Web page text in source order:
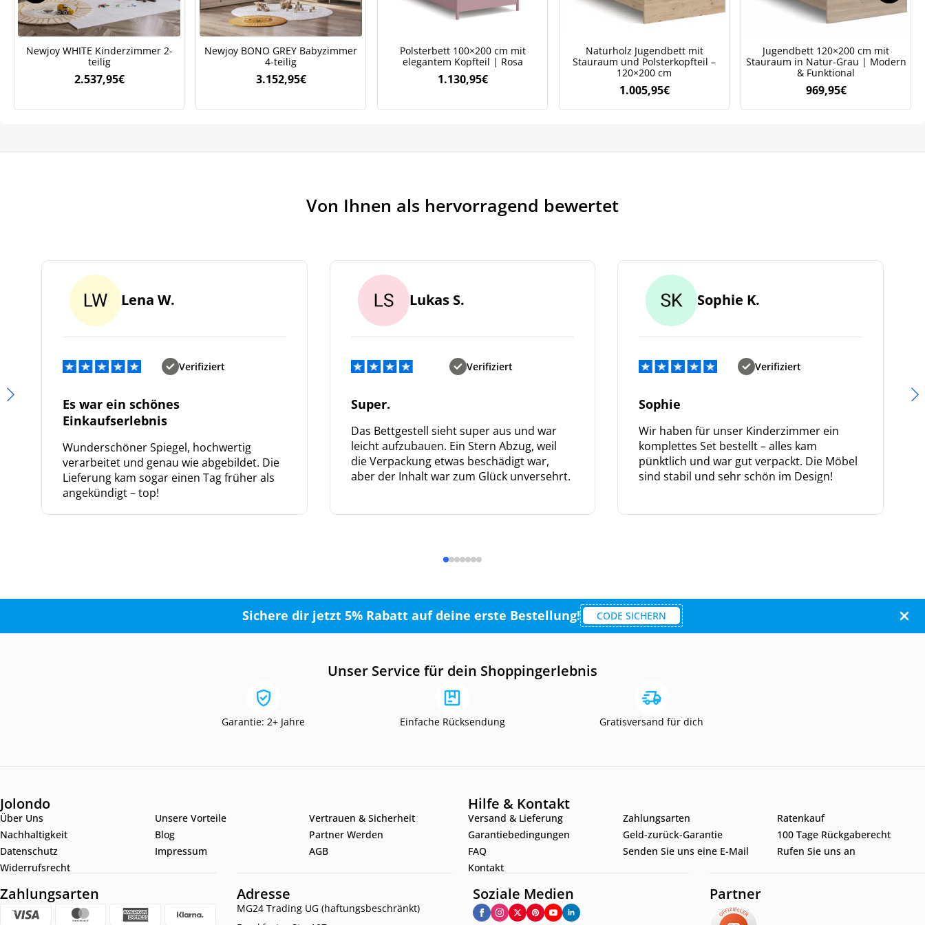
Newjoy WHITE Kinderzimmer 2-
teilig
2.537,95€
Newjoy BONO GREY Babyzimmer
4-teilig
3.152,95€
Polsterbett 100×200 cm mit
elegantem Kopfteil | Rosa
1.130,95€
Naturholz Jugendbett mit
Stauraum und Polsterkopfteil –
120×200 cm
1.005,95€
Jugendbett 120×200 cm mit
Stauraum in Natur-Grau | Modern
& Funktional
969,95€
Von Ihnen als hervorragend bewertet
Lena W.
Verifiziert
Es war ein schönes
Einkaufserlebnis
Wunderschöner Spiegel, hochwertig
verarbeitet und genau wie abgebildet. Die
Lieferung kam sogar einen Tag früher als
angekündigt – top!
Lukas S.
Verifiziert
Super.
Das Bettgestell sieht super aus und war
leicht aufzubauen. Ein Stern Abzug, weil
die Verpackung etwas beschädigt war,
aber der Inhalt war zum Glück unversehrt.
Sophie K.
Verifiziert
Sophie
Wir haben für unser Kinderzimmer ein
komplettes Set bestellt – alles kam
pünktlich und war gut verpackt. Die Möbel
sind stabil und sehr schön im Design!
Sichere dir jetzt 5% Rabatt auf deine erste Bestellung! CODE SICHERN
Unser Service für dein Shoppingerlebnis
Garantie: 2+ Jahre Einfache Rücksendung Gratisversand für dich
Jolondo
Über Uns Unsere Vorteile
Vertrauen & Sicherheit
Nachhaltigkeit
Blog
Partner Werden
Datenschutz
Impressum
AGB
Widerrufsrecht
Hilfe & Kontakt
Versand & Lieferung Zahlungsarten
Ratenkauf
Garantiebedingungen
Geld-zurück-Garantie
100 Tage Rückgaberecht
FAQ
Senden Sie uns eine E-Mail
Rufen Sie uns an
Kontakt
Zahlungsarten Adresse
MG24 Trading UG (haftungsbeschränkt)
Soziale Medien Partner
verarbeiten. Lesen Sie unsere
Datenschutzrichtlinie.